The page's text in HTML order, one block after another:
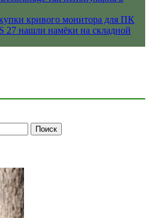
кривого монитора для ПК
27 нашли намёки на складной